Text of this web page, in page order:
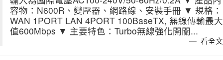
容物：N600R、變壓器、網路線、安裝手冊 ▼ 規格：
WAN 1PORT LAN 4PORT 100BaseTX, 無線傳輸最大
值600Mbps ▼ 主要特色：Turbo無線強化開關...
看全文